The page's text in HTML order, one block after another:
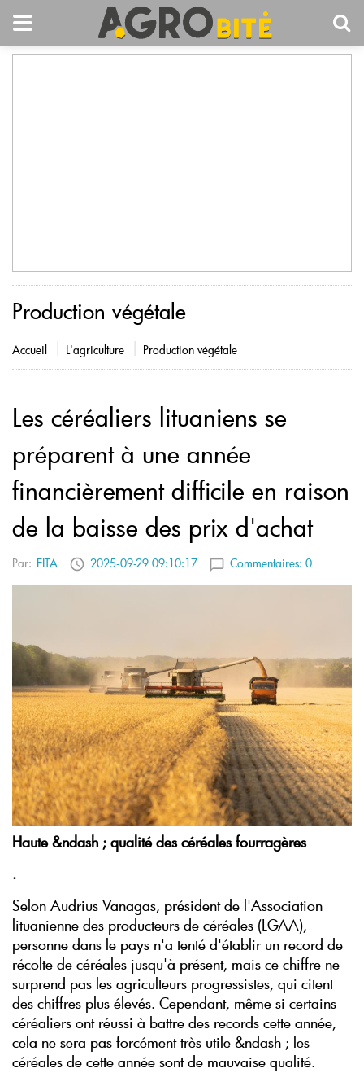
Production végétale
Accueil L'agriculture Production végétale
Les céréaliers lituaniens se
préparent à une année
financièrement difficile en raison
de la baisse des prix d'achat
Par: ELTA 2025-09-29 09:10:17 Commentaires: 0
Haute &ndash ; qualité des céréales fourragères
.
Selon Audrius Vanagas, président de l'Association
lituanienne des producteurs de céréales (LGAA),
personne dans le pays n'a tenté d'établir un record de
récolte de céréales jusqu'à présent, mais ce chiffre ne
surprend pas les agriculteurs progressistes, qui citent
des chiffres plus élevés. Cependant, même si certains
céréaliers ont réussi à battre des records cette année,
cela ne sera pas forcément très utile &ndash ; les
céréales de cette année sont de mauvaise qualité.